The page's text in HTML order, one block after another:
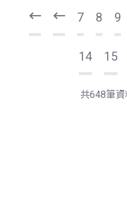
7 8 9
14 15
共648筆